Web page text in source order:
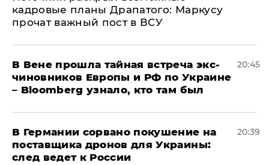
кадровые планы Драпатого: Маркусу
прочат важный пост в ВСУ
В Вене прошла тайная встреча экс-
чиновников Европы и РФ по Украине
– Bloomberg узнало, кто там был
20:45
​В Германии сорвано покушение на
поставщика дронов для Украины:
след ведет к России
20:39